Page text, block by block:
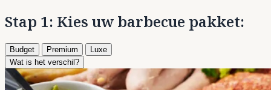
Stap 1: Kies uw barbecue pakket:
Budget Premium
Luxe
Wat is het verschil?